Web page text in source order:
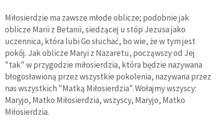
Miłosierdzie ma zawsze młode oblicze; podobnie jak
oblicze Marii z Betanii, siedzącej u stóp Jezusa jako
uczennica, która lubi Go słuchać, bo wie, że w tym jest
pokój. Jak oblicze Maryi z Nazaretu, począwszy od Jej
"tak" w przygodzie miłosierdzia, która będzie nazywana
błogosławioną przez wszystkie pokolenia, nazywana przez
nas wszystkich "Matką Miłosierdzia". Wołajmy wszyscy:
Maryjo, Matko Miłosierdzia, wszyscy, Maryjo, Matko
Miłosierdzia.